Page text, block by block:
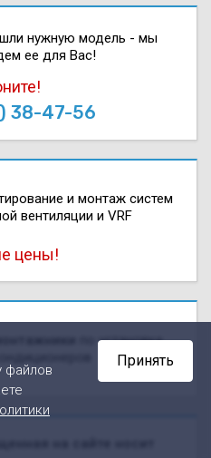
нужную модель - мы
ее для Вас!
38-47-56
и монтаж систем
вентиляции и VRF
цены!
по установке
файлов
Принять